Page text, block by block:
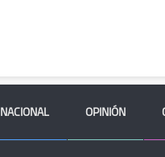
NACIONAL OPINIÓN